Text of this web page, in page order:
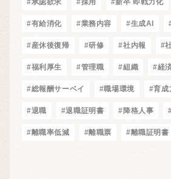
#有給消化 #業務内容 #生成AI
#産休後復帰 #研修 #社内報 #
#福利厚生 #管理職 #組織 #経
#総報酬サーベイ #職場環境 #育成
#退職 #退職証明書 #降格人事
#離職率低減 #離職票 #離職証明書